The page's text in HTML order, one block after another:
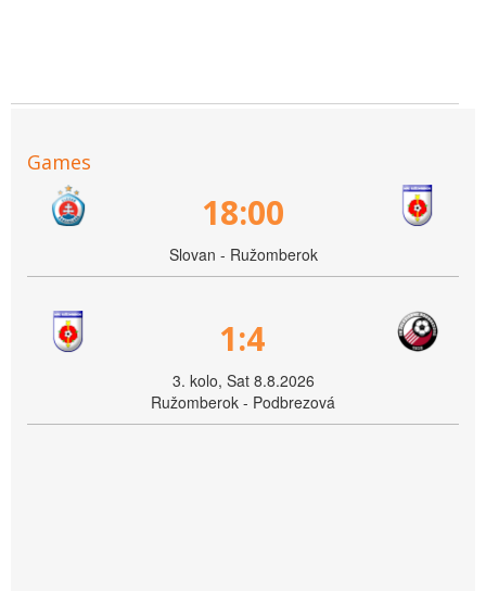
Games
18:00
Slovan - Ružomberok
1:4
3. kolo, Sat 8.8.2026
Ružomberok - Podbrezová